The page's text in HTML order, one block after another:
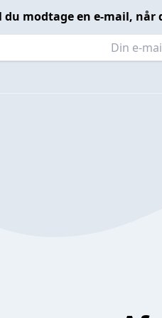
du modtage en e-mail,